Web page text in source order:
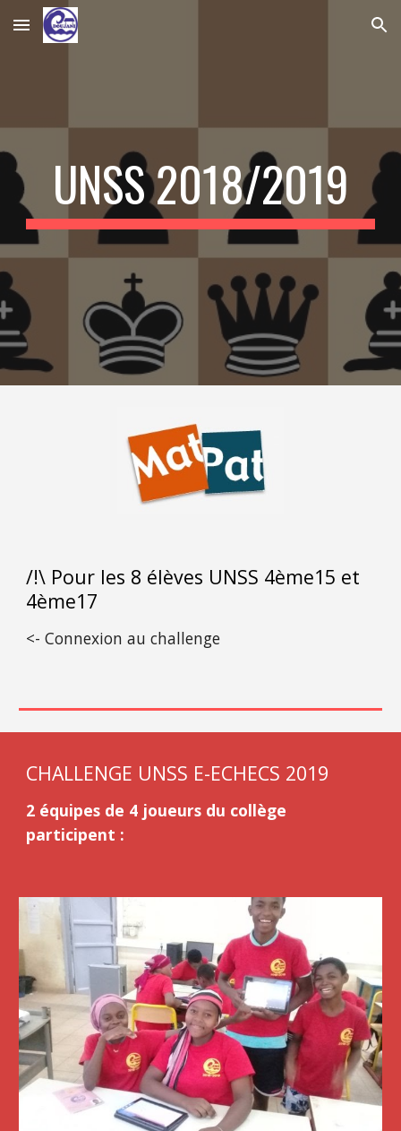
Skip to main content Skip to navigation
UNSS 2018/2019
/!\ Pour les 8 élèves UNSS 4ème15 et
4ème17
<- Connexion au challenge
CHALLENGE UNSS E-ECHECS 2019
2 équipes de 4 joueurs du collège
participent :